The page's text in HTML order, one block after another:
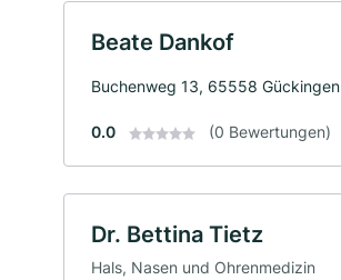
Beate Dankof
Buchenweg 13, 65558 Gückingen
0.0 (0 Bewertungen)
Dr. Bettina Tietz
Hals, Nasen und Ohrenmedizin